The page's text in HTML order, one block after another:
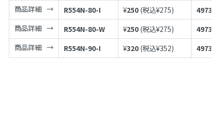
商品詳細
R554N-80-I ¥250 (税込¥275)
商品詳細
R554N-80-W ¥250 (税込¥275)
商品詳細
R554N-90-I ¥320 (税込¥352)